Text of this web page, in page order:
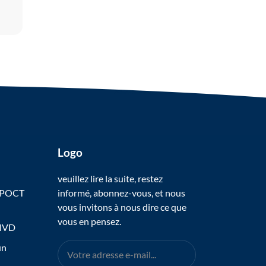
Logo
veuillez lire la suite, restez
informé, abonnez-vous, et nous
vous invitons à nous dire ce que
vous en pensez.